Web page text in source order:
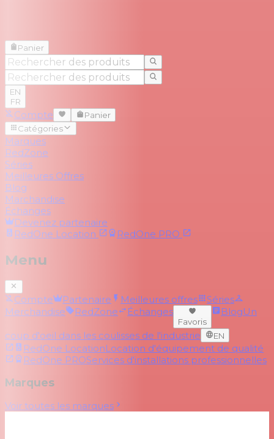
Panier
EN
FR
Compte
Panier
Catégories
Marques
RedZone
Séries
Meilleures Offres
Blog
Marchandise
Échanges
Devenez partenaire
RedOne Location RedOne PRO
Menu
Compte Partenaire Meilleures offres
Séries
Merchandise
RedZone Échanges
Favoris
BlogUn
coup d'oeil dans les coulisses de l'industrie EN
RedOne LocationLocation d'équipement de qualité
RedOne PROServices d'installations professionnelles
Marques
Voir toutes les marques